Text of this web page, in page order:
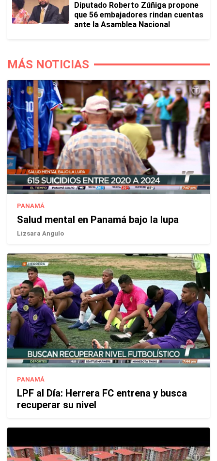
Diputado Roberto Zúñiga propone
que 56 embajadores rindan cuentas
ante la Asamblea Nacional
MÁS NOTICIAS
PANAMÁ
Salud mental en Panamá bajo la lupa
Lizsara Angulo
PANAMÁ
LPF al Día: Herrera FC entrena y busca
recuperar su nivel